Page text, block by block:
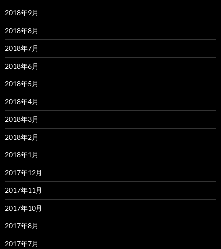
2018年9月
2018年8月
2018年7月
2018年6月
2018年5月
2018年4月
2018年3月
2018年2月
2018年1月
2017年12月
2017年11月
2017年10月
2017年8月
2017年7月